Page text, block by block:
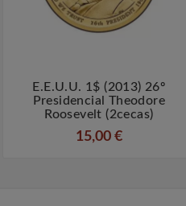
 
E.E.U.U. 1$ (2013) 26º
Presidencial Theodore
Roosevelt (2cecas)
15,00 €